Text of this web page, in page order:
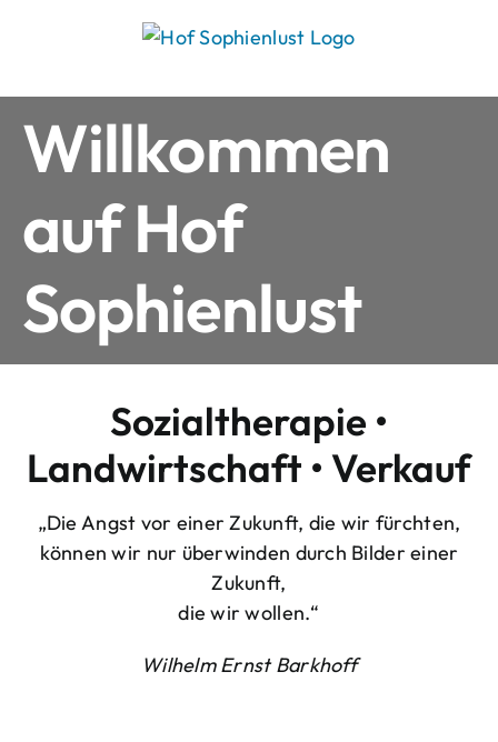
Willkommen
auf Hof
Sophienlust
Sozialtherapie •
Landwirtschaft • Verkauf
„Die Angst vor einer Zukunft, die wir fürchten,
können wir nur überwinden durch Bilder einer
Zukunft,
die wir wollen.“
Wilhelm Ernst Barkhoff